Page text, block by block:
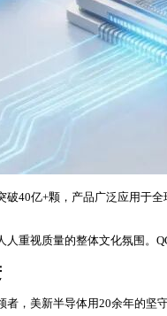
40亿+颗，产品广泛应用于
重视质量的整体文化氛围。
，美新半导体用20余年的坚